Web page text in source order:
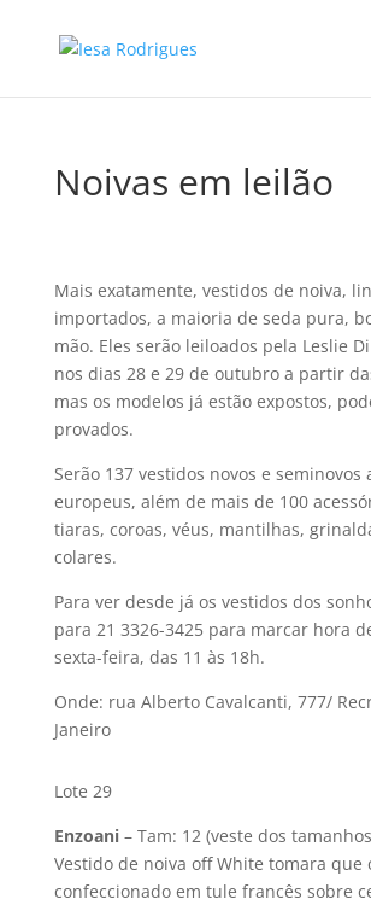
Noivas em leilão
Mais exatamente, vestidos de noiva,
importados, a maioria de seda pura,
mão. Eles serão leiloados pela Leslie
nos dias 28 e 29 de outubro a partir
mas os modelos já estão expostos,
provados.
Serão 137 vestidos novos e seminovos
europeus, além de mais de 100
tiaras, coroas, véus, mantilhas,
colares.
Para ver desde já os vestidos dos
para 21 3326-3425 para marcar hora
sexta-feira, das 11 às 18h.
Onde: rua Alberto Cavalcanti, 777/
Janeiro
Lote 29
Enzoani– Tam: 12 (veste dos
Vestido de noiva off White tomara que
confeccionado em tule francês sobre